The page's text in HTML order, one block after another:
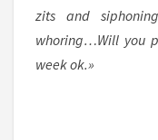
zits and
whoring…Will you
week ok.»